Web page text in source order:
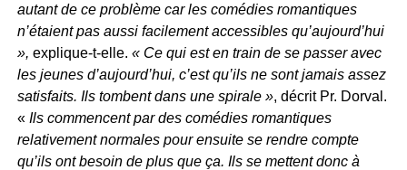
autant de ce problème car les comédies romantiques
n’étaient pas aussi facilement accessibles qu’aujourd’hui
», explique-t-elle. « Ce qui est en train de se passer avec
les jeunes d’aujourd’hui, c’est qu’ils ne sont jamais assez
satisfaits. Ils tombent dans une spirale », décrit Pr. Dorval.
«Ils commencent par des comédies romantiques
relativement normales pour ensuite se rendre compte
qu’ils ont besoin de plus que ça. Ils se mettent donc à